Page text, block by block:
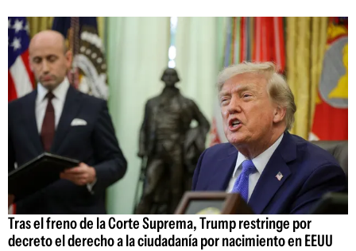
Tras el freno de la Corte Suprema, Trump restringe por
decreto el derecho a la ciudadanía por nacimiento en EEUU